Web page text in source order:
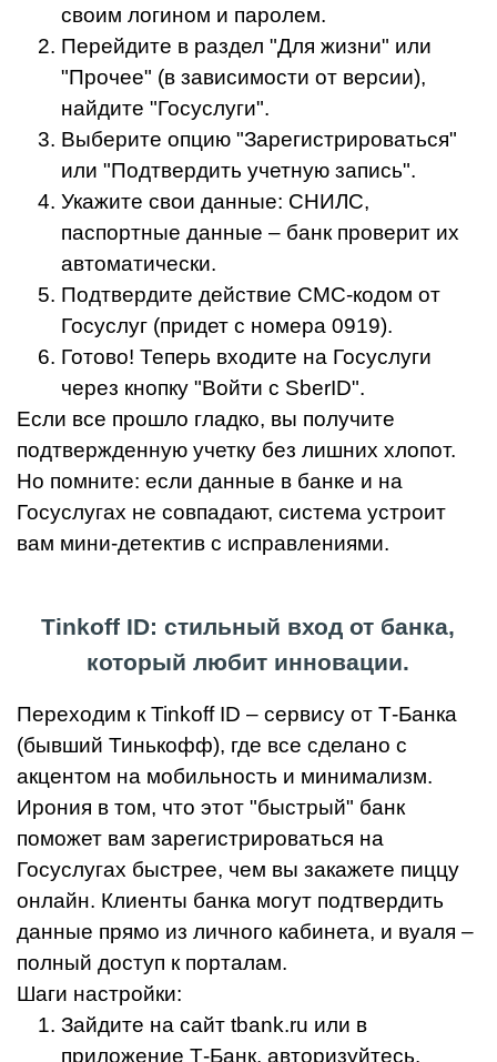
своим логином и паролем.
Перейдите в раздел "Для жизни" или
"Прочее" (в зависимости от версии),
найдите "Госуслуги".
Выберите опцию "Зарегистрироваться"
или "Подтвердить учетную запись".
Укажите свои данные: СНИЛС,
паспортные данные – банк проверит их
автоматически.
Подтвердите действие СМС-кодом от
Госуслуг (придет с номера 0919).
Готово! Теперь входите на Госуслуги
через кнопку "Войти с SberID".
Если все прошло гладко, вы получите
подтвержденную учетку без лишних хлопот.
Но помните: если данные в банке и на
Госуслугах не совпадают, система устроит
вам мини-детектив с исправлениями.
Tinkoff ID: стильный вход от банка,
который любит инновации.
Переходим к Tinkoff ID – сервису от Т-Банка
(бывший Тинькофф), где все сделано с
акцентом на мобильность и минимализм.
Ирония в том, что этот "быстрый" банк
поможет вам зарегистрироваться на
Госуслугах быстрее, чем вы закажете пиццу
онлайн. Клиенты банка могут подтвердить
данные прямо из личного кабинета, и вуаля –
полный доступ к порталам.
Шаги настройки:
Зайдите на сайт tbank.ru или в
приложение Т-Банк, авторизуйтесь.